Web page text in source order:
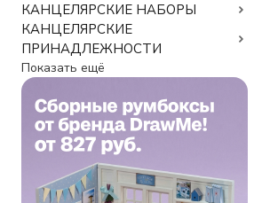
КАНЦЕЛЯРСКИЕ НАБОРЫ
КАНЦЕЛЯРСКИЕ
ПРИНАДЛЕЖНОСТИ
Показать ещё